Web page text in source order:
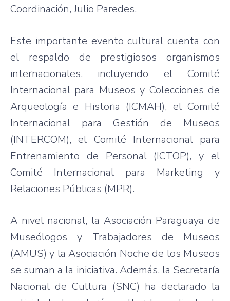
Coordinación, Julio Paredes.
Este importante evento cultural cuenta con
el respaldo de prestigiosos organismos
internacionales, incluyendo el Comité
Internacional para Museos y Colecciones de
Arqueología e Historia (ICMAH), el Comité
Internacional para Gestión de Museos
(INTERCOM), el Comité Internacional para
Entrenamiento de Personal (ICTOP), y el
Comité Internacional para Marketing y
Relaciones Públicas (MPR).
A nivel nacional, la Asociación Paraguaya de
Museólogos y Trabajadores de Museos
(AMUS) y la Asociación Noche de los Museos
se suman a la iniciativa. Además, la Secretaría
Nacional de Cultura (SNC) ha declarado la